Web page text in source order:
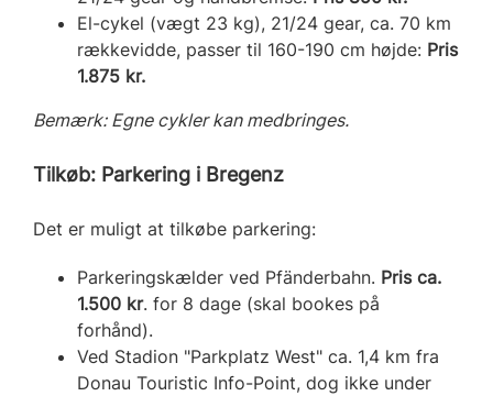
El-cykel (vægt 23 kg), 21/24 gear, ca. 70 km
rækkevidde, passer til 160-190 cm højde: Pris
1.875 kr.
Bemærk: Egne cykler kan medbringes.
Tilkøb: Parkering i Bregenz
Det er muligt at tilkøbe parkering:
Parkeringskælder ved Pfänderbahn. Pris ca.
1.500 kr. for 8 dage (skal bookes på
forhånd).
Ved Stadion "Parkplatz West" ca. 1,4 km fra
Donau Touristic Info-Point, dog ikke under